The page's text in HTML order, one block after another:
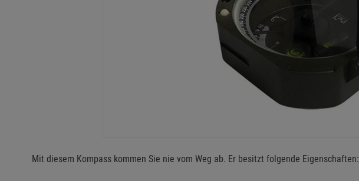
Mit diesem Kompass kommen Sie nie vom Weg ab. Er besitzt folgende Eigenschaften: